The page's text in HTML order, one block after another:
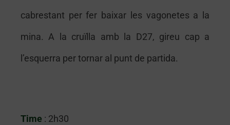
cabrestant per fer baixar les vagonetes a la
mina. A la cruïlla amb la D27, gireu cap a
l’esquerra per tornar al punt de partida.
Time : 2h30